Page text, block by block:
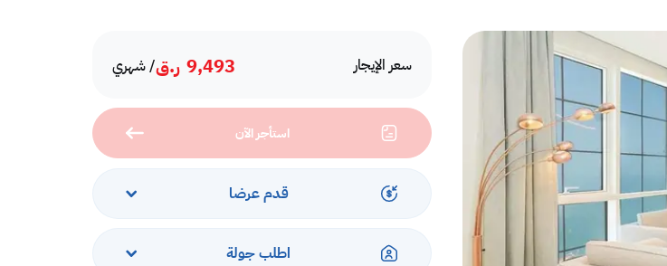
سعر الإيجار 9,493 ر.ق/ شهري
استأجر الآن
قدم عرضا
اطلب جولة